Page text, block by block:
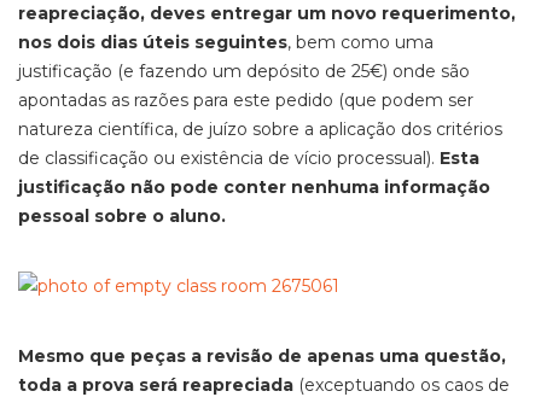
reapreciação, deves entregar um novo requerimento,
nos dois dias úteis seguintes, bem como uma
justificação (e fazendo um depósito de 25€) onde são
apontadas as razões para este pedido (que podem ser
natureza científica, de juízo sobre a aplicação dos critérios
de classificação ou existência de vício processual). Esta
justificação não pode conter nenhuma informação
pessoal sobre o aluno.
Mesmo que peças a revisão de apenas uma questão,
toda a prova será reapreciada (exceptuando os caos de